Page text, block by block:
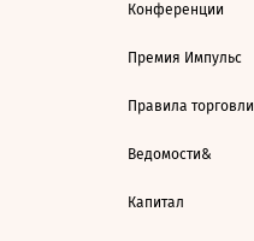
Конференции
Премия Импульс
Правила торговли
Ведомости&
Капитал